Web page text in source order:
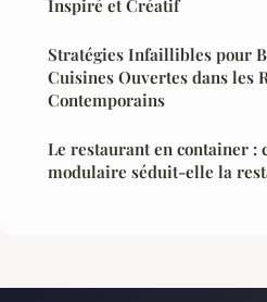
Inspiré et Créatif
Stratégies Infaillibles pour
Cuisines Ouvertes dans les
Contemporains
Le restaurant en container :
modulaire séduit-elle la